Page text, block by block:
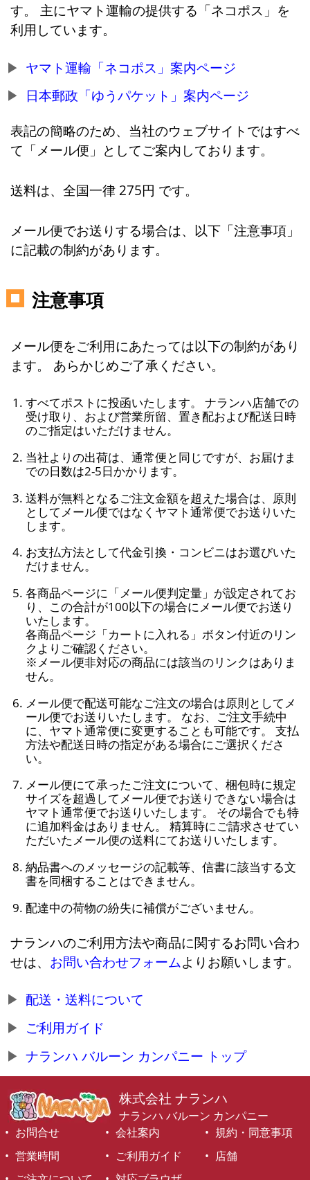
す。 主にヤマト運輸の提供する「ネコポス」を
利用しています。
ヤマト運輸「ネコポス」案内ページ
日本郵政「ゆうパケット」案内ページ
表記の簡略のため、当社のウェブサイトではすべ
て「メール便」としてご案内しております。
送料は、全国一律 275円 です。
メール便でお送りする場合は、以下「注意事項」
に記載の制約があります。
注意事項
メール便をご利用にあたっては以下の制約があり
ます。 あらかじめご了承ください。
すべてポストに投函いたします。 ナランハ店舗での
受け取り、および営業所留、置き配および配送日時
のご指定はいただけません。
当社よりの出荷は、通常便と同じですが、お届けま
での日数は2-5日かかります。
送料が無料となるご注文金額を超えた場合は、原則
としてメール便ではなくヤマト通常便でお送りいた
します。
お支払方法として代金引換・コンビニはお選びいた
だけません。
各商品ページに「メール便判定量」が設定されてお
り、この合計が100以下の場合にメール便でお送り
いたします。
各商品ページ「カートに入れる」ボタン付近のリン
クよりご確認ください。
※メール便非対応の商品には該当のリンクはありま
せん。
メール便で配送可能なご注文の場合は原則としてメ
ール便でお送りいたします。 なお、ご注文手続中
に、ヤマト通常便に変更することも可能です。 支払
方法や配送日時の指定がある場合にご選択くださ
い。
メール便にて承ったご注文について、梱包時に規定
サイズを超過してメール便でお送りできない場合は
ヤマト通常便でお送りいたします。 その場合でも特
に追加料金はありません。 精算時にご請求させてい
ただいたメール便の送料にてお送りいたします。
納品書へのメッセージの記載等、信書に該当する文
書を同梱することはできません。
配達中の荷物の紛失に補償がございません。
ナランハのご利用方法や商品に関するお問い合わ
せは、 お問い合わせフォームよりお願いします。
配送・送料について
ご利用ガイド
ナランハ バルーン カンパニー トップ
株式会社 ナランハ
ナランハ バルーン カンパニー
お問合せ
会社案内
規約・同意事項
営業時間
ご利用ガイド
店舗